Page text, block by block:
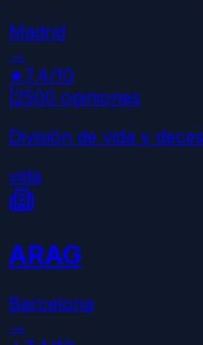
Madrid
→
★7.4/10
2500 opiniones
División de vida y
vida
ARAG
Barcelona
→